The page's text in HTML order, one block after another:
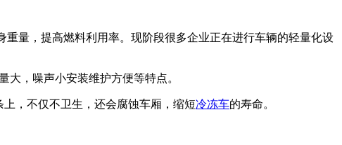
量，提高燃料利用率。现阶段很多企业正在进行车辆的轻量化设
，噪声小安装维护方便等特点。
，不仅不卫生，还会腐蚀车厢，缩短冷冻车的寿命。